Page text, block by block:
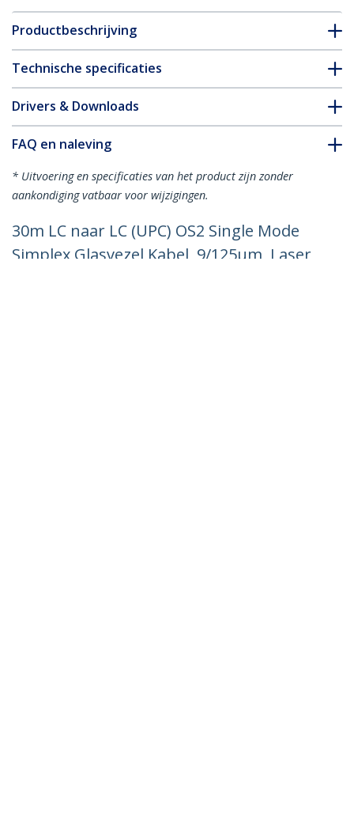
Productbeschrijving
Technische specificaties
Drivers & Downloads
FAQ en naleving
* Uitvoering en specificaties van het product zijn zonder
aankondiging vatbaar voor wijzigingen.
30m LC naar LC (UPC) OS2 Single Mode
Simplex Glasvezel Kabel, 9/125µm, Laser